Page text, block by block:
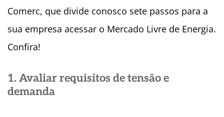
Comerc, que divide conosco sete passos para a
sua empresa acessar o Mercado Livre de Energia.
Confira!
1. Avaliar requisitos de tensão e
demanda